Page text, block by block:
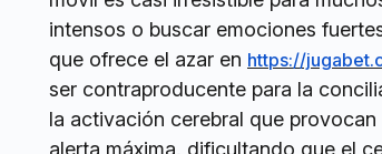
intensos o buscar emociones
que ofrece el azar en https://
ser contraproducente para la
la activación cerebral que
alerta máxima, dificultando que el